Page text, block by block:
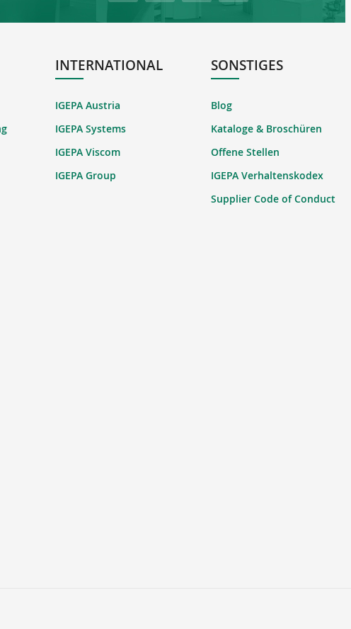
INTERNATIONAL
IGEPA Austria
IGEPA Systems
IGEPA Viscom
IGEPA Group
SONSTIGES
Blog
Kataloge & Broschüren
Offene Stellen
IGEPA Verhaltenskodex
Supplier Code of Conduct